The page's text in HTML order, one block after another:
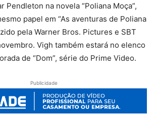
Pendleton na novela “Poliana Moça”,
papel em “As aventuras de Poliana
pela Warner Bros. Pictures e SBT
Vigh também estará no elenco
de “Dom”, série do Prime Video.
Publicidade